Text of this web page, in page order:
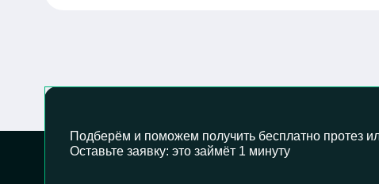
Подберём и поможем получить бесплатно протез
Оставьте заявку: это займёт 1 минуту